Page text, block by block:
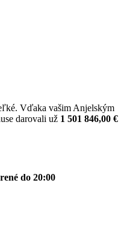
Vďaka vašim Anjelským
darovali už 1 501 846,00 €
do 20:00